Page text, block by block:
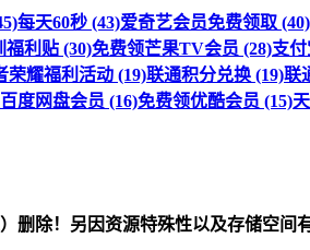
每天60秒 (43)爱奇艺会员免费领取 (40)
福利贴 (30)免费领芒果TV会员 (28)支
荣耀福利活动 (19)联通积分兑换 (19)联
度网盘会员 (16)免费领优酷会员 (15)
删除！另因资源特殊性以及存储空间